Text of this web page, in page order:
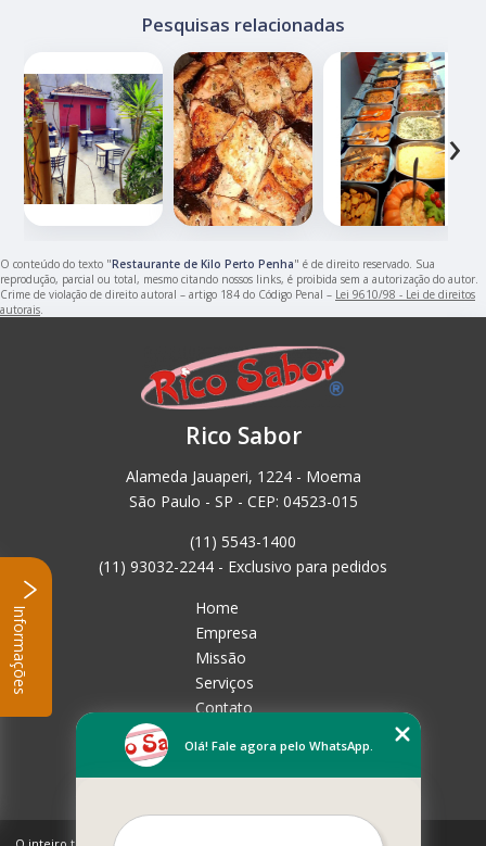
Pesquisas relacionadas
‹ ›
O conteúdo do texto "Restaurante de Kilo Perto Penha" é de direito reservado. Sua
reprodução, parcial ou total, mesmo citando nossos links, é proibida sem a autorização do autor.
Crime de violação de direito autoral – artigo 184 do Código Penal – Lei 9610/98 - Lei de direitos
autorais.
Rico Sabor
Alameda Jauaperi, 1224 - Moema
São Paulo - SP - CEP: 04523-015
(11) 5543-1400
(11) 93032-2244 - Exclusivo para pedidos
Home
Empresa
Missão
Serviços
Contato
Mais Serviços
Olá! Fale agora pelo WhatsApp.
Informações